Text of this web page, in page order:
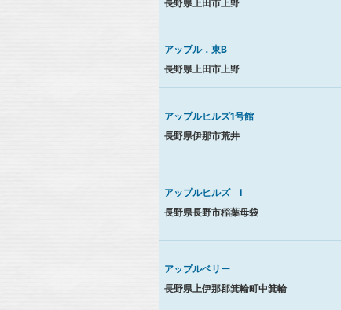
長野県上田市上野
アップル．東B
長野県上田市上野
アップルヒルズ1号館
長野県伊那市荒井
アップルヒルズ Ⅰ
長野県長野市稲葉母袋
アップルベリー
長野県上伊那郡箕輪町中箕輪